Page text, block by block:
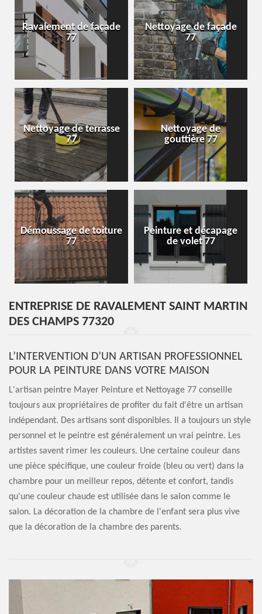
Ravalement de façade
77
Nettoyage de façade
77
Nettoyage de terrasse
77
Nettoyage de
gouttière 77
Démoussage de toiture
77
Peinture et décapage
de volet 77
ENTREPRISE DE RAVALEMENT SAINT MARTIN
DES CHAMPS 77320
L’INTERVENTION D’UN ARTISAN PROFESSIONNEL
POUR LA PEINTURE DANS VOTRE MAISON
L'artisan peintre Mayer Peinture et Nettoyage 77 conseille
toujours aux propriétaires de profiter du fait d'être un artisan
indépendant. Des artisans sont disponibles. Il a toujours un style
personnel et le peintre est généralement un vrai peintre. Les
artistes savent rimer les couleurs. Une certaine couleur dans
une pièce spécifique, une couleur froide (bleu ou vert) dans la
chambre pour un meilleur repos, détente et confort, tandis
qu'une couleur chaude est utilisée dans le salon comme le
salon. La décoration de la chambre de l'enfant sera plus vive
que la décoration de la chambre des parents.